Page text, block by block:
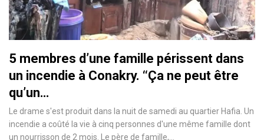
5 membres d’une famille périssent dans
un incendie à Conakry. ‘‘Ça ne peut être
qu’un…
Le drame s'est produit dans la nuit de samedi au quartier Hafia. Un
incendie a coûté la vie à cinq personnes d'une même famille dont
un nourrisson de 2 mois. Le père de famille,…